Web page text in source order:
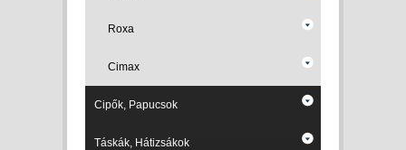
Roxa
Cimax
Cipők, Papucsok
Táskák, Hátizsákok